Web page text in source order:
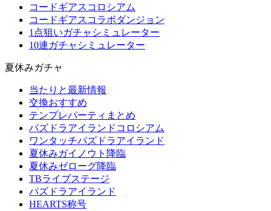
コードギアスコロシアム
コードギアスコラボダンジョン
1点狙いガチャシミュレーター
10連ガチャシミュレーター
夏休みガチャ
当たりと最新情報
交換おすすめ
テンプレパーティまとめ
パズドラアイランドコロシアム
ワンタッチパズドラアイランド
夏休みガイノウト降臨
夏休みゼローグ降臨
TBライブステージ
パズドラアイランド
HEARTS称号